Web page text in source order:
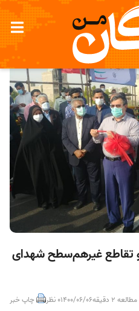
و تقاطع غیرهم‌سطح شهدای
2 دقیقه 1400/06/060 نظر چاپ خبر